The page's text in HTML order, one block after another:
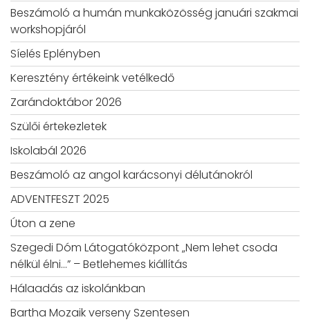
Beszámoló a humán munkaközösség januári szakmai
workshopjáról
Síelés Eplényben
Keresztény értékeink vetélkedő
Zarándoktábor 2026
Szülői értekezletek
Iskolabál 2026
Beszámoló az angol karácsonyi délutánokról
ADVENTFESZT 2025
Úton a zene
Szegedi Dóm Látogatóközpont „Nem lehet csoda
nélkül élni…” – Betlehemes kiállítás
Hálaadás az iskolánkban
Bartha Mozaik verseny Szentesen